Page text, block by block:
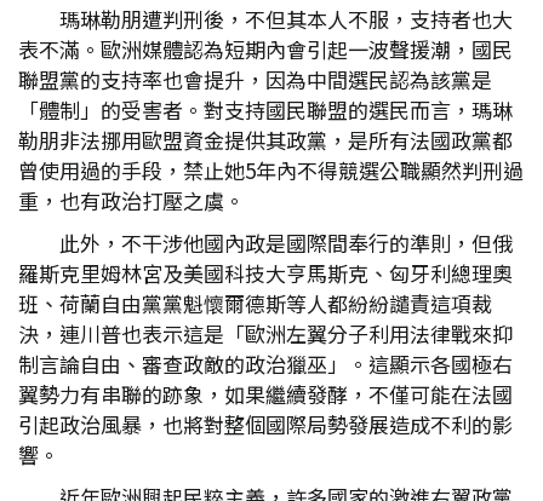
瑪琳勒朋遭判刑後，不但其本人不服，支持者也大
表不滿。歐洲媒體認為短期內會引起一波聲援潮，國民
聯盟黨的支持率也會提升，因為中間選民認為該黨是
「體制」的受害者。對支持國民聯盟的選民而言，瑪琳
勒朋非法挪用歐盟資金提供其政黨，是所有法國政黨都
曾使用過的手段，禁止她5年內不得競選公職顯然判刑過
重，也有政治打壓之虞。
此外，不干涉他國內政是國際間奉行的準則，但俄
羅斯克里姆林宮及美國科技大亨馬斯克、匈牙利總理奧
班、荷蘭自由黨黨魁懷爾德斯等人都紛紛譴責這項裁
決，連川普也表示這是「歐洲左翼分子利用法律戰來抑
制言論自由、審查政敵的政治獵巫」。這顯示各國極右
翼勢力有串聯的跡象，如果繼續發酵，不僅可能在法國
引起政治風暴，也將對整個國際局勢發展造成不利的影
響。